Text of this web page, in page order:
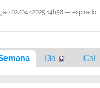
02/04/2025 14h58 — expirado
Dia iCal